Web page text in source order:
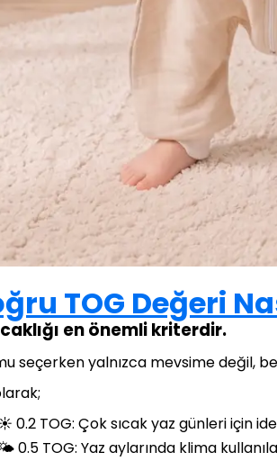
TOG Değeri
en önemli kriterdir.
seçerken yalnızca mevsime değil,
0.2 TOG: Çok sıcak yaz günleri için
0.5 TOG: Yaz aylarında klima